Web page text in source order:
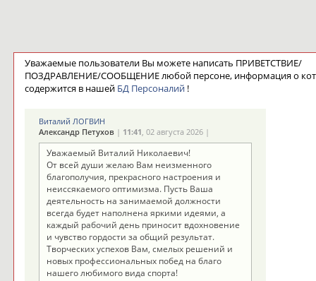
Уважаемые пользователи Вы можете написать ПРИВЕТСТВИЕ/
ПОЗДРАВЛЕНИЕ/СООБЩЕНИЕ любой персоне, информация о
содержится в нашей БД Персоналий!
Виталий ЛОГВИН
Александр Петухов| 11:41, 02 августа 2026 |
Уважаемый Виталий Николаевич!
От всей души желаю Вам неизменного
благополучия, прекрасного настроения и
неиссякаемого оптимизма. Пусть Ваша
деятельность на занимаемой должности
всегда будет наполнена яркими идеями, а
каждый рабочий день приносит вдохновение
и чувство гордости за общий результат.
Творческих успехов Вам, смелых решений и
новых профессиональных побед на благо
нашего любимого вида спорта!